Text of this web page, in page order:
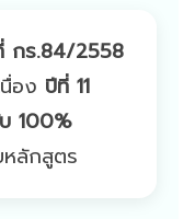
กร.84/2558
อง ปีที่ 11
100%
หลักสูตร